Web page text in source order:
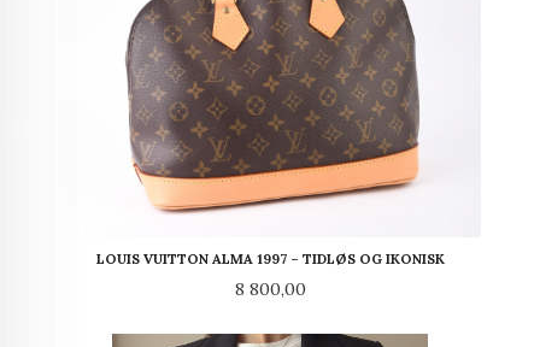
LOUIS VUITTON ALMA 1997 – TIDLØS OG IKONISK
Pris
8 800,00